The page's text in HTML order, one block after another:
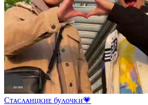
Сᴛᴀᴄᴧᴀнцᴋиᴇ буᴧᴏчᴋи💗